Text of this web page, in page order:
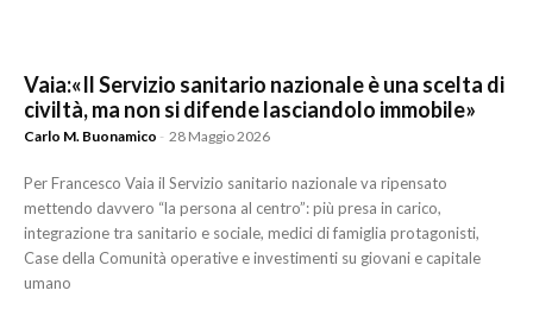
Vaia:«Il Servizio sanitario nazionale è una scelta di
civiltà, ma non si difende lasciandolo immobile»
Carlo M. Buonamico - 28 Maggio 2026
Per Francesco Vaia il Servizio sanitario nazionale va ripensato
mettendo davvero “la persona al centro”: più presa in carico,
integrazione tra sanitario e sociale, medici di famiglia protagonisti,
Case della Comunità operative e investimenti su giovani e capitale
umano